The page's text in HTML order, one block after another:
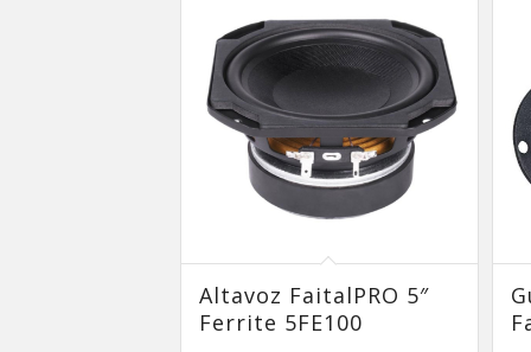
Altavoz FaitalPRO 5″
Ferrite 5FE100